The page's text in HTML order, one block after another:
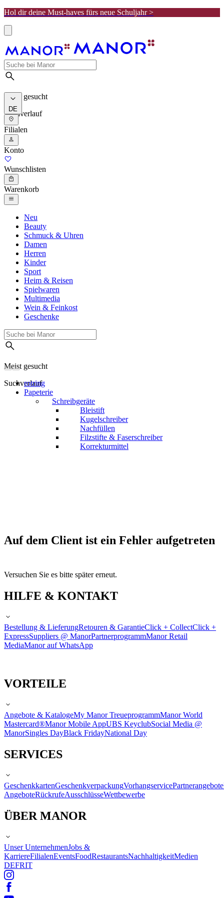
Hol dir deine Must-haves fürs neue Schuljahr >
Meist gesucht
Suchverlauf
DE
Filialen
Konto
Wunschlisten
Warenkorb
Neu
Beauty
Schmuck & Uhren
Damen
Herren
Kinder
Sport
Heim & Reisen
Spielwaren
Multimedia
Wein & Feinkost
Geschenke
Meist gesucht
Suchverlauf
rotring
Papeterie
Schreibgeräte
Bleistift
Kugelschreiber
Nachfüllen
Filzstifte & Faserschreiber
Korrekturmittel
Auf dem Client ist ein Fehler aufgetreten
Versuchen Sie es bitte später erneut.
HILFE & KONTAKT
Bestellung & LieferungRetouren & GarantieClick + CollectClick +
ExpressSuppliers @ ManorPartnerprogrammManor Retail
MediaManor auf WhatsApp
VORTEILE
Angebote & KatalogeMy Manor TreueprogrammManor World
Mastercard®Manor Mobile AppUBS KeyclubSocial Media @
ManorSingles DayBlack FridayNational Day
SERVICES
GeschenkkartenGeschenkverpackungVorhangservicePartnerangebote
AngeboteRückrufeAusschlüsseWettbewerbe
ÜBER MANOR
Unser UnternehmenJobs &
KarriereFilialenEventsFoodRestaurantsNachhaltigkeitMedien
DEFRIT